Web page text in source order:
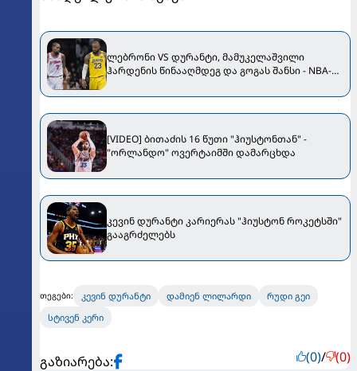
ლებრონი VS დურანტი, მამუკელაშვილი
ჰარდენის წინააღმდეგ და გოგას შანსი - NBA-ის
ცნობილია
[VIDEO] ბითაძის 16 წუთი "ჰიუსტონთან" -
"ორლანდო" ოვერტაიმში დამარცხდა
კევინ დურანტი კარიერას "ჰიუსტონ როკეტსში"
გააგრძელებს
თეგები: კევინ დურანტი დამიენ ლილარდი
რუდი გეი
სტივენ კერი
გაზიარება: (0)/ (0)